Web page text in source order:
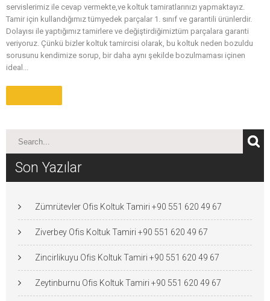
servislerimiz ile cevap vermekte,ve koltuk tamiratlarınızı yapmaktayız.
Tamir için kullandığımız tümyedek parçalar 1. sınıf ve garantili ürünlerdir.
Dolayısı ile yaptığımız tamirlere ve değiştirdiğimiztüm parçalara garanti
veriyoruz. Çünkü bizler koltuk tamircisi olarak, bu koltuk neden bozuldu
sorusunu kendimize sorup, bir daha aynı şekilde bozulmaması içinen
ideal...
Son Yazılar
Zümrütevler Ofis Koltuk Tamiri +90 551 620 49 67
Ziverbey Ofis Koltuk Tamiri +90 551 620 49 67
Zincirlikuyu Ofis Koltuk Tamiri +90 551 620 49 67
Zeytinburnu Ofis Koltuk Tamiri +90 551 620 49 67